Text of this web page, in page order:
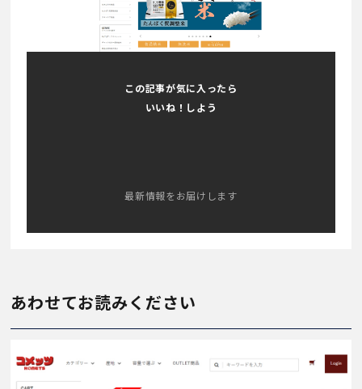
この記事が気に入ったら
いいね！しよう
最新情報をお届けします
あわせてお読みください